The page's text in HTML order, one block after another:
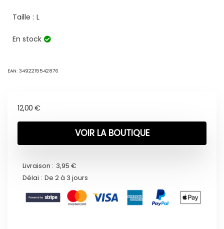
Taille : L
En stock
EAN: 3492215542876
12,00 €
VOIR LA BOUTIQUE
Livraison : 3,95 €
Délai : De 2 à 3 jours